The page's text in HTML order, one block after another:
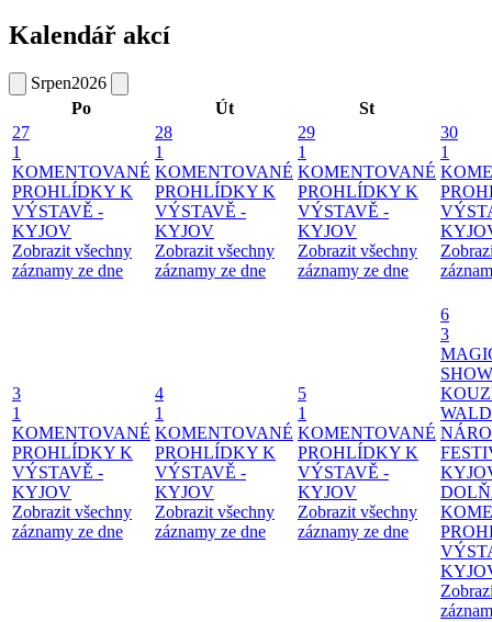
Kalendář akcí
Srpen2026
Po
Út
St
27
1
KOMENTOVANÉ
PROHLÍDKY K
VÝSTAVĚ -
KYJOV
Zobrazit všechny
záznamy ze dne
28
1
KOMENTOVANÉ
PROHLÍDKY K
VÝSTAVĚ -
KYJOV
Zobrazit všechny
záznamy ze dne
29
1
KOMENTOVANÉ
PROHLÍDKY K
VÝSTAVĚ -
KYJOV
Zobrazit všechny
záznamy ze dne
30
1
3
1
KOMENTOVANÉ
PROHLÍDKY K
VÝSTAVĚ -
KYJOV
Zobrazit všechny
záznamy ze dne
4
1
KOMENTOVANÉ
PROHLÍDKY K
VÝSTAVĚ -
KYJOV
Zobrazit všechny
záznamy ze dne
5
1
KOMENTOVANÉ
PROHLÍDKY K
VÝSTAVĚ -
KYJOV
Zobrazit všechny
záznamy ze dne
6
3